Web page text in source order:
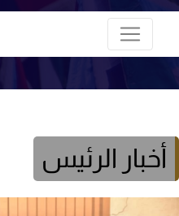
أخبار الرئيس